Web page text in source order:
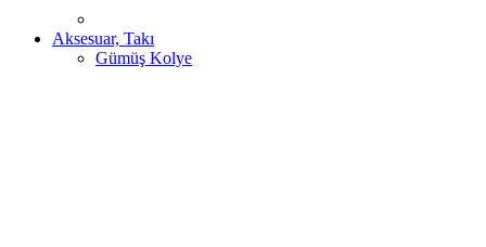
Aksesuar, Takı
Gümüş Kolye